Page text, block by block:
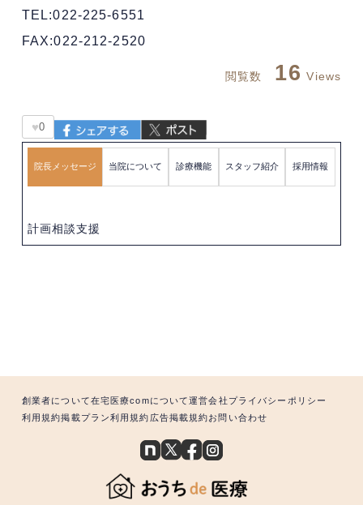
TEL:022-225-6551
FAX:022-212-2520
閲覧数 16 Views
♥0
院長メッセージ 当院について 診療機能 スタッフ紹介 採用情報
計画相談支援
創業者について在宅医療comについて運営会社 プライバシーポリシー
利用規約掲載プラン利用規約 広告掲載規約お問い合わせ